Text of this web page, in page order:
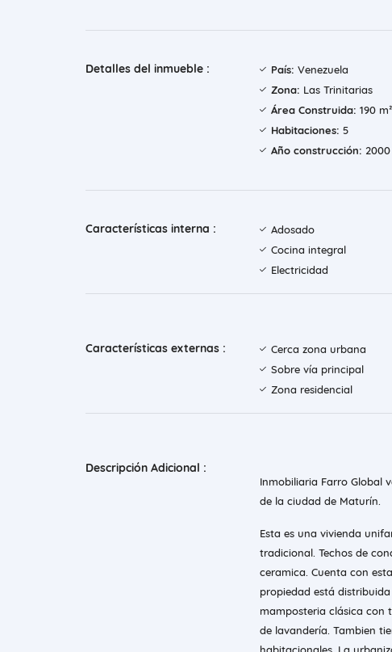
Detalles del inmueble : País: Venezuela
Zona: Las Trinitarias
Área Construida: 190 m²
Habitaciones: 5
Año construcción: 2000
Características interna : Adosado
Cocina integral
Electricidad
Características externas : Cerca zona urbana
Sobre vía principal
Zona residencial
Descripción Adicional :
Inmobiliaria Farro Global
de la ciudad de Maturín.
Esta es una vivienda
tradicional. Techos de
ceramica. Cuenta con
propiedad está
mamposteria clásica con
de lavandería. Tambien